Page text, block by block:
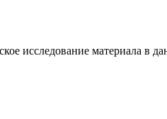
исследование материала в